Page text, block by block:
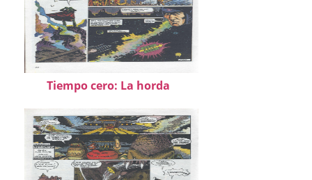
Tiempo cero: La horda